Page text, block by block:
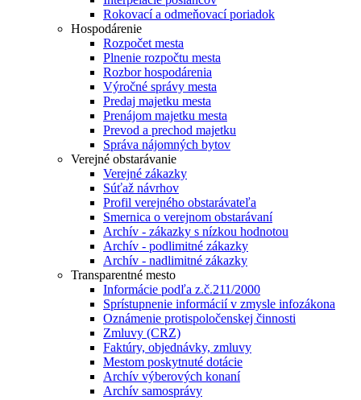
Rokovací a odmeňovací poriadok
Hospodárenie
Rozpočet mesta
Plnenie rozpočtu mesta
Rozbor hospodárenia
Výročné správy mesta
Predaj majetku mesta
Prenájom majetku mesta
Prevod a prechod majetku
Správa nájomných bytov
Verejné obstarávanie
Verejné zákazky
Súťaž návrhov
Profil verejného obstarávateľa
Smernica o verejnom obstarávaní
Archív - zákazky s nízkou hodnotou
Archív - podlimitné zákazky
Archív - nadlimitné zákazky
Transparentné mesto
Informácie podľa z.č.211/2000
Sprístupnenie informácií v zmysle infozákona
Oznámenie protispoločenskej činnosti
Zmluvy (CRZ)
Faktúry, objednávky, zmluvy
Mestom poskytnuté dotácie
Archív výberových konaní
Archív samosprávy